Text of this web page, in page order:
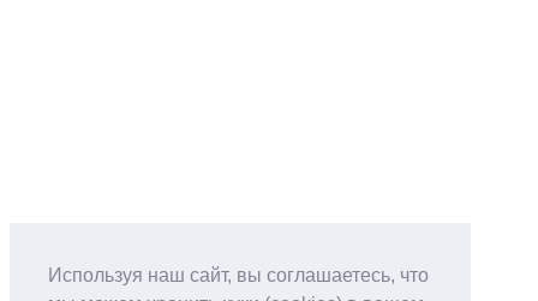
Используя наш сайт, вы соглашаетесь, что